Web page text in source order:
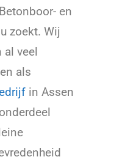
en
zoekt. Wij
al veel
als
in Assen